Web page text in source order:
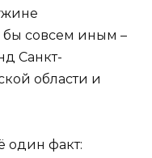
бы совсем иным –
Санкт-
области и
один факт: